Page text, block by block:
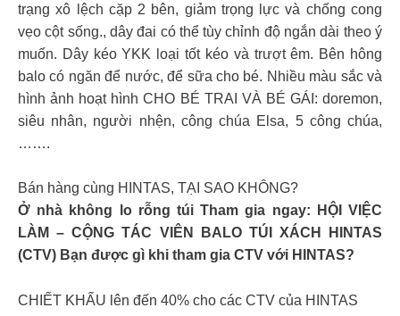
trạng xô lệch cặp 2 bên, giảm trọng lực và chống cong
vẹo cột sống., dây đai có thể tùy chỉnh độ ngắn dài theo ý
muốn. Dây kéo YKK loại tốt kéo và trượt êm. Bên hông
balo có ngăn để nước, để sữa cho bé. Nhiều màu sắc và
hình ảnh hoạt hình CHO BÉ TRAI VÀ BÉ GÁI: doremon,
siêu nhân, người nhện, công chúa Elsa, 5 công chúa,
…….
Bán hàng cùng HINTAS, TẠI SAO KHÔNG?
Ở nhà không lo rỗng túi Tham gia ngay: HỘI VIỆC
LÀM – CỘNG TÁC VIÊN BALO TÚI XÁCH HINTAS
(CTV) Bạn được gì khi tham gia CTV với HINTAS?
CHIẾT KHẤU lên đến 40% cho các CTV của HINTAS